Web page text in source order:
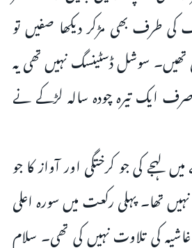
کی طرف بھی مڑکر دیکھا صفیں تو
سوشل ڈسٹینسگ نہیں تھی یہ
صرف ایک تیرہ چودہ سالہ لڑکے نے
لہجے کی جو کرختگی اور آواز کا جو
تھا۔ پہلی رکعت میں سورہ اعلی
کی تلاوت نہیں کی تھی۔ سلام